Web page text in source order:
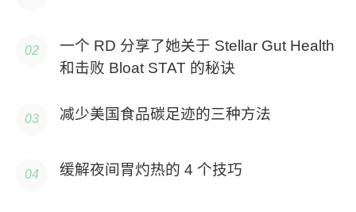
一个 RD 分享了她关于 Stellar Gut Health
和击败 Bloat STAT 的秘诀
减少美国食品碳足迹的三种方法
缓解夜间胃灼热的 4 个技巧